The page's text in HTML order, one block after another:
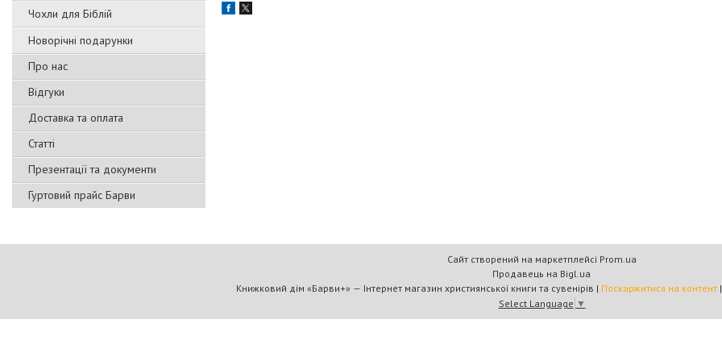
Чохли для Біблій
Новорічні подарунки
Про нас
Відгуки
Доставка та оплата
Статті
Презентації та документи
Гуртовий прайс Барви
Сайт створений на маркетплейсі Prom.ua
Продавець на Bigl.ua
Книжковий дім «Барви+» — Інтернет магазин християнської книги та сувенірів | Поскаржитися на контент |
Select Language ▼